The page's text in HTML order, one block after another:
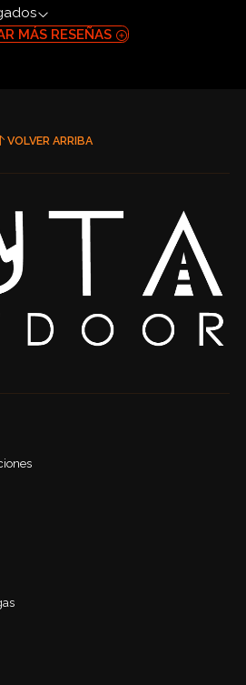
MÁS RESEÑAS
VOLVER ARRIBA